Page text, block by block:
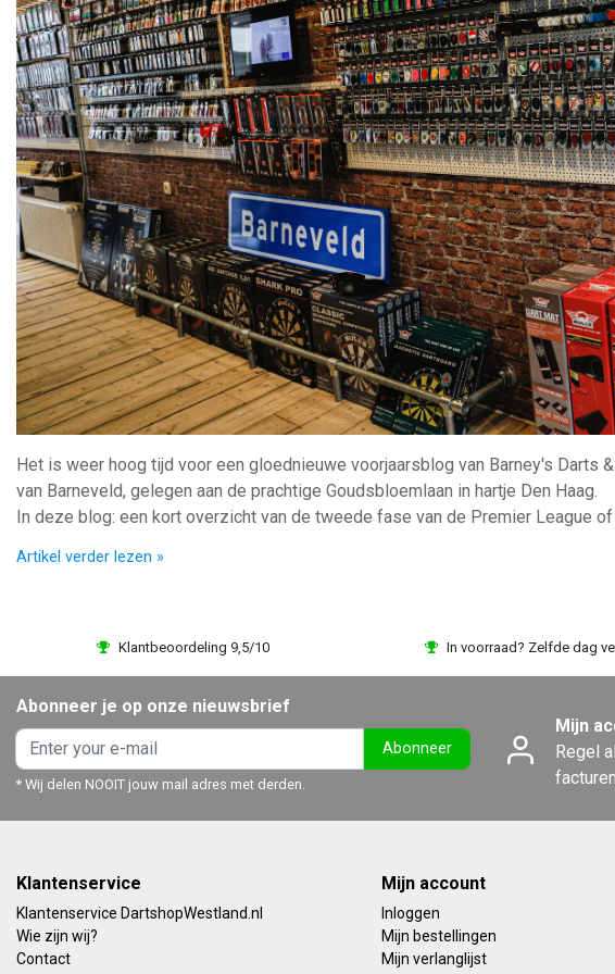
Het is weer hoog tijd voor een gloednieuwe voorjaarsblog van Barney's Darts
van Barneveld, gelegen aan de prachtige Goudsbloemlaan in hartje Den Haag.
In deze blog: een kort overzicht van de tweede fase van de Premier League
Artikel verder lezen »
Klantbeoordeling 9,5/10 In voorraad? Zelfde dag
Abonneer je op onze nieuwsbrief
Abonneer
* Wij delen NOOIT jouw mail adres met derden.
Mijn
Regel
Klantenservice
Klantenservice DartshopWestland.nl
Wie zijn wij?
Contact
Mijn account
Inloggen
Mijn bestellingen
Mijn verlanglijst